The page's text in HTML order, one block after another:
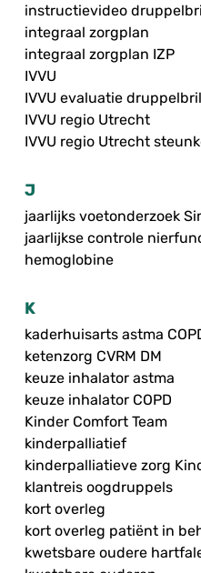
instructievideo
integraal zorgplan
integraal zorgplan IZP
IVVU
IVVU evaluatie druppelbril
IVVU regio Utrecht
IVVU regio Utrecht
J
jaarlijks voetonderzoek
jaarlijkse controle
hemoglobine
K
kaderhuisarts astma
ketenzorg CVRM DM
keuze inhalator astma
keuze inhalator COPD
Kinder Comfort Team
kinderpalliatief
kinderpalliatieve zorg
klantreis oogdruppels
kort overleg
kort overleg patiënt in
kwetsbare oudere